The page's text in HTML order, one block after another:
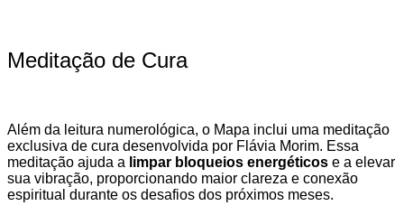
Meditação de Cura
Além da leitura numerológica, o Mapa inclui uma meditação
exclusiva de cura desenvolvida por Flávia Morim. Essa
meditação ajuda a limpar bloqueios energéticos e a elevar
sua vibração, proporcionando maior clareza e conexão
espiritual durante os desafios dos próximos meses.